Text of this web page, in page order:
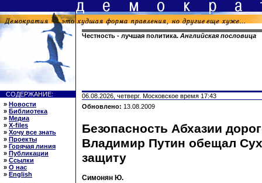
Честность - лучшая политика. Английская пословица
СОДЕРЖАНИЕ:
» Новости
» Библиотека
» Медиа
» X-files
» Хочу все знать
» Проекты
» Горячая линия
» Публикации
» Ссылки
» О нас
» English
06.08.2026, четверг. Московское время 17:43
Обновлено: 13.08.2009
Безопасность Абхазии
Владимир Путин обещал
защиту
Симонян Ю.